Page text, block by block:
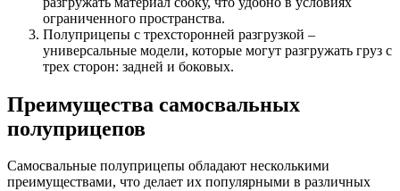
ограниченного пространства.
Полуприцепы с трехсторонней разгрузкой –
универсальные модели, которые могут разгружать груз с
трех сторон: задней и боковых.
Преимущества самосвальных
полуприцепов
Самосвальные полуприцепы обладают несколькими
преимуществами, что делает их популярными в различных